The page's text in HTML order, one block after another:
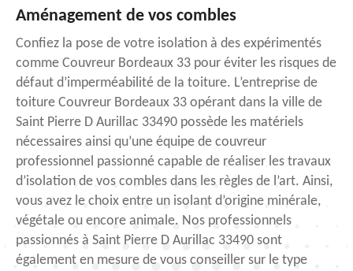
Aménagement de vos combles
Confiez la pose de votre isolation à des expérimentés
comme Couvreur Bordeaux 33 pour éviter les risques de
défaut d’imperméabilité de la toiture. L’entreprise de
toiture Couvreur Bordeaux 33 opérant dans la ville de
Saint Pierre D Aurillac 33490 possède les matériels
nécessaires ainsi qu’une équipe de couvreur
professionnel passionné capable de réaliser les travaux
d’isolation de vos combles dans les règles de l’art. Ainsi,
vous avez le choix entre un isolant d’origine minérale,
végétale ou encore animale. Nos professionnels
passionnés à Saint Pierre D Aurillac 33490 sont
également en mesure de vous conseiller sur le type